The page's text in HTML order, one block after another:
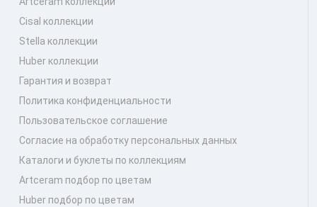
Cisal коллекции
Stella коллекции
Huber коллекции
Гарантия и возврат
Политика конфиденциальности
Пользовательское соглашение
Согласие на обработку персональных данных
Каталоги и буклеты по коллекциям
Artceram подбор по цветам
Huber подбор по цветам